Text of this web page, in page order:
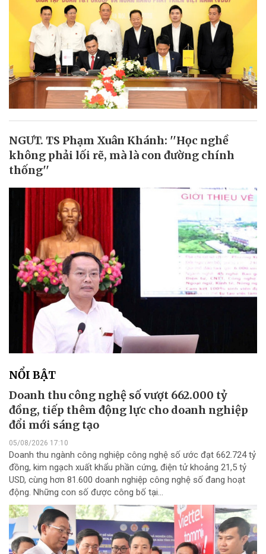
NGƯT. TS Phạm Xuân Khánh: ''Học nghề
không phải lối rẽ, mà là con đường chính
thống''
NỔI BẬT
Doanh thu công nghệ số vượt 662.000 tỷ
đồng, tiếp thêm động lực cho doanh nghiệp
đổi mới sáng tạo
05/08/2026 17:10
Doanh thu ngành công nghiệp công nghệ số ước đạt 662.724 tỷ
đồng, kim ngạch xuất khẩu phần cứng, điện tử khoảng 21,5 tỷ
USD, cùng hơn 81.600 doanh nghiệp công nghệ số đang hoạt
động. Những con số được công bố tại...